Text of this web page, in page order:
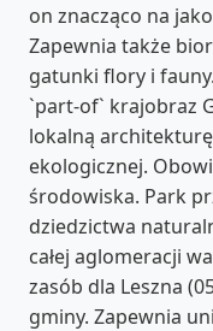
on znacząco na
Zapewnia także
gatunki flory i
`part-of` krajobraz
lokalną
ekologicznej.
środowiska. Park
dziedzictwa
całej aglomeracji
zasób dla Leszna
gminy. Zapewnia